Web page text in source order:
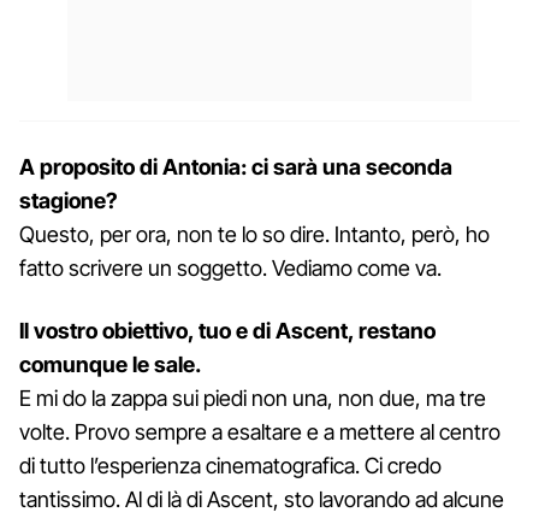
A proposito di Antonia: ci sarà una seconda
stagione?
Questo, per ora, non te lo so dire. Intanto, però, ho
fatto scrivere un soggetto. Vediamo come va.
Il vostro obiettivo, tuo e di Ascent, restano
comunque le sale.
E mi do la zappa sui piedi non una, non due, ma tre
volte. Provo sempre a esaltare e a mettere al centro
di tutto l’esperienza cinematografica. Ci credo
tantissimo. Al di là di Ascent, sto lavorando ad alcune